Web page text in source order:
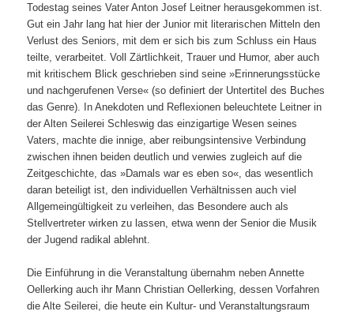
Todestag seines Vater Anton Josef Leitner herausgekommen ist.
Gut ein Jahr lang hat hier der Junior mit literarischen Mitteln den
Verlust des Seniors, mit dem er sich bis zum Schluss ein Haus
teilte, verarbeitet. Voll Zärtlichkeit, Trauer und Humor, aber auch
mit kritischem Blick geschrieben sind seine »Erinnerungsstücke
und nachgerufenen Verse« (so definiert der Untertitel des Buches
das Genre). In Anekdoten und Reflexionen beleuchtete Leitner in
der Alten Seilerei Schleswig das einzigartige Wesen seines
Vaters, machte die innige, aber reibungsintensive Verbindung
zwischen ihnen beiden deutlich und verwies zugleich auf die
Zeitgeschichte, das »Damals war es eben so«, das wesentlich
daran beteiligt ist, den individuellen Verhältnissen auch viel
Allgemeingültigkeit zu verleihen, das Besondere auch als
Stellvertreter wirken zu lassen, etwa wenn der Senior die Musik
der Jugend radikal ablehnt.
Die Einführung in die Veranstaltung übernahm neben Annette
Oellerking auch ihr Mann Christian Oellerking, dessen Vorfahren
die Alte Seilerei, die heute ein Kultur- und Veranstaltungsraum